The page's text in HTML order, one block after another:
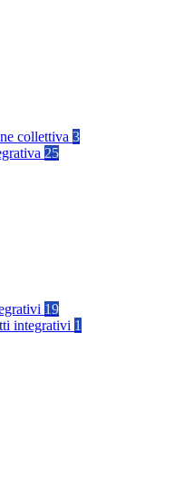
collettiva 3
25
19
integrativi 1